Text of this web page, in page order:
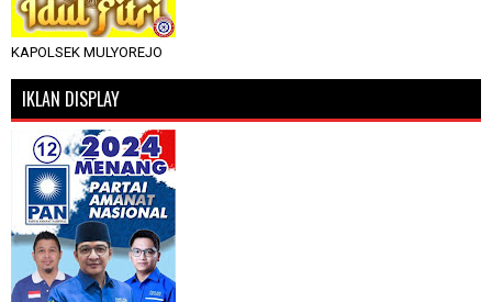
KAPOLSEK MULYOREJO
IKLAN DISPLAY